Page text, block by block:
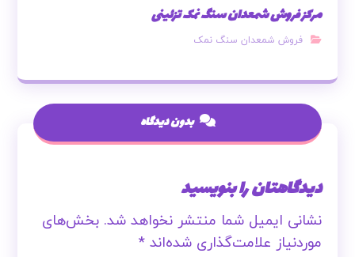
مرکز فروش شمعدان سنگ نمک تزئینی
فروش شمعدان سنگ نمک
بدون دیدگاه
دیدگاهتان را بنویسید
نشانی ایمیل شما منتشر نخواهد شد. بخش‌های
موردنیاز علامت‌گذاری شده‌اند*